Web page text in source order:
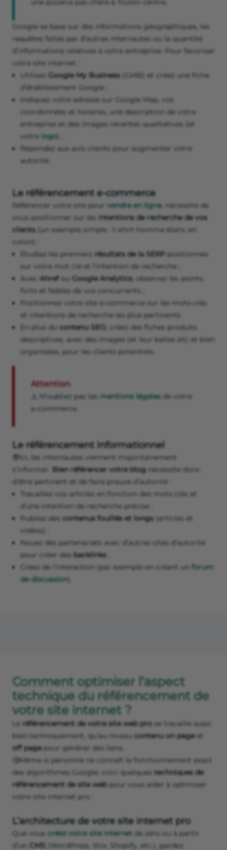
une pizzeria pas chère à Toulon centre.
Google se base sur des informations géographiques, les
requêtes faites par d’autres internautes ou la quantité
d’informations relatives à votre entreprise. Pour favoriser
votre site internet :
Utilisez
Google My Business
(GMB) et créez une fiche
d’établissement Google ;
Indiquez votre adresse sur Google Map, vos
coordonnées et horaires, une description de votre
entreprise et des images récentes qualitatives (et
votre logo) ;
Répondez aux avis clients pour augmenter votre
autorité.
Le référencement e-commerce
Référencer votre site pour vendre en ligne, nécessite de
vous positionner sur les intentions de recherche de vos
clients (un exemple simple : t-shirt homme blanc en
coton) :
Étudiez les premiers résultats de la SERP positionnés
sur votre mot clé et l’intention de recherche ;
Avec Ahref ou Google Analytics, observez les points
forts et faibles de vos concurrents ;
Positionnez votre site e-commerce sur les mots-clés
et intentions de recherche les plus pertinents.
En plus du contenu SEO , créez des fiches produits
descriptives, avec des images (et leur balise alt) et bien
organisées, pour les clients potentiels.
Attention
⚠️ N’oubliez pas les mentions légales de votre
e-commerce.
Le référencement informationnel
🤓Ici, les internautes viennent majoritairement
s’informer.
Bien référencer votre blog nécessite donc
d’être pertinent et de faire preuve d’autorité :
Travaillez vos articles en fonction des mots clés et
d’une intention de recherche précise ;
Publiez des contenus fouillés et longs
(articles et
vidéos) ;
Nouez des partenariats avec d’autres sites d’autorité
pour créer des backlinks
Créez de l'interaction (par exemple en créant un forum
de discussion).
Comment optimiser l’aspect
technique du référencement de
votre site internet ?
Le référencement de votre site web pro se travaille aussi
bien techniquement, qu’au niveau contenu on pageet
off pagepour générer des liens.
🧐Même si personne ne connaît le fonctionnement exact
des algorithmes Google, voici quelques techniques de
référencement de site webpour vous aider à optimiser
votre site internet pro :
L’architecture de votre site internet pro
Que vous créez votre site internet de zéro ou à partir
d’un
CMS
(WordPress, Wix, Shopify, etc.), gardez